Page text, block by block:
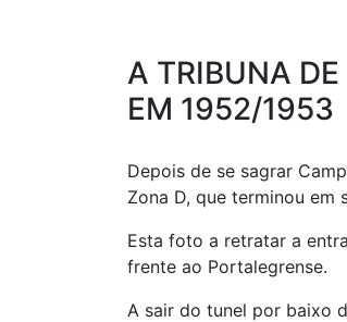
A TRIBUNA
EM 1952/1953
Depois de se sagrar
Zona D, que terminou em
Esta foto a retratar a
frente ao Portalegrense.
A sair do tunel por baixo